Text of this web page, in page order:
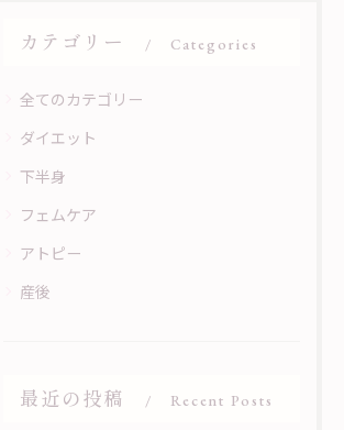
カテゴリー Categories
全てのカテゴリー
ダイエット
下半身
フェムケア
アトピー
産後
最近の投稿 Recent Posts